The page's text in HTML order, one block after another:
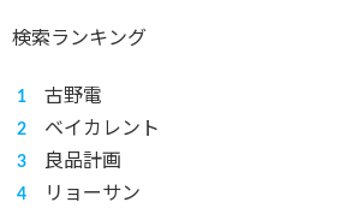
検索ランキング
古野電
ベイカレント
良品計画
リョーサン